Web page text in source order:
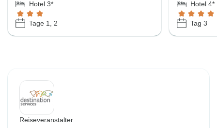
Hotel 3*
Tage 1, 2
Hotel 4*
Tag 3
Reiseveranstalter